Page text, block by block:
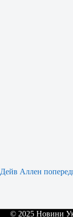
Дейв Аллен
© 2025 Новини